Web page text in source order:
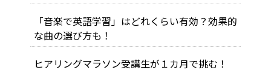
「音楽で英語学習」はどれくらい有効？効果的
な曲の選び方も！
ヒアリングマラソン受講生が１カ月で挑む！